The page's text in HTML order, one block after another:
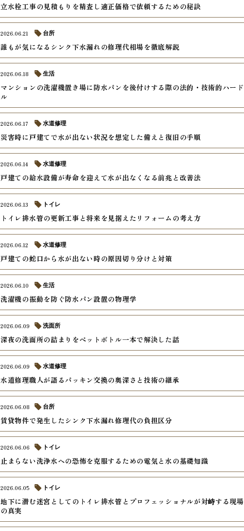
立水栓工事の見積もりを精査し適正価格で依頼するための秘訣
誰もが気になるシンク下水漏れの修理代相場を徹底解説
2026.06.21 台所
マンションの洗濯機置き場に防水パンを後付けする際の法的・技術的ハード
ル
2026.06.18 生活
災害時に戸建てで水が出ない状況を想定した備えと復旧の手順
2026.06.17 水道修理
戸建ての給水設備が寿命を迎えて水が出なくなる前兆と改善法
2026.06.14 水道修理
トイレ排水管の更新工事と将来を見据えたリフォームの考え方
2026.06.13 トイレ
戸建ての蛇口から水が出ない時の原因切り分けと対策
2026.06.12 水道修理
洗濯機の振動を防ぐ防水パン設置の物理学
2026.06.10 生活
深夜の洗面所の詰まりをペットボトル一本で解決した話
2026.06.09 洗面所
水道修理職人が語るパッキン交換の奥深さと技術の継承
2026.06.09 水道修理
賃貸物件で発生したシンク下水漏れ修理代の負担区分
2026.06.08 台所
止まらない洗浄水への恐怖を克服するための電気と水の基礎知識
2026.06.06 トイレ
地下に潜む迷宮としてのトイレ排水管とプロフェッショナルが対峙する現場
の真実
2026.06.05 トイレ